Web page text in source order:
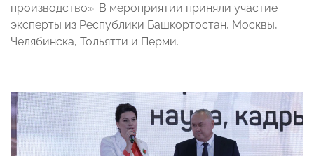
производство». В мероприятии приняли участие
эксперты из Республики Башкортостан, Москвы,
Челябинска, Тольятти и Перми.